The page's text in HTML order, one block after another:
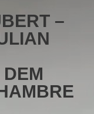
–